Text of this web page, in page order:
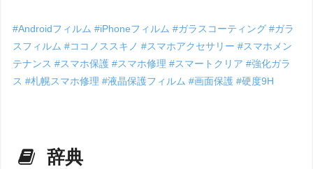
#Androidフィルム#iPhoneフィルム#ガラスコーティング#ガラ
スフィルム#ココノススキノ#スマホアクセサリー#スマホメン
テナンス#スマホ保護#スマホ修理#スマートクリア#強化ガラ
ス#札幌スマホ修理#液晶保護フィルム#画面保護#硬度9H
辞典